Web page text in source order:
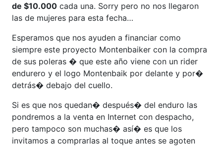
de $10.000 cada una. Sorry pero no nos llegaron
las de mujeres para esta fecha…
Esperamos que nos ayuden a financiar como
siempre este proyecto Montenbaiker con la compra
de sus poleras � que este año viene con un rider
endurero y el logo Montenbaik por delante y por�
detrás� debajo del cuello.
Si es que nos quedan� después� del enduro las
pondremos a la venta en Internet con despacho,
pero tampoco son muchas� así� es que los
invitamos a comprarlas al toque antes se agoten